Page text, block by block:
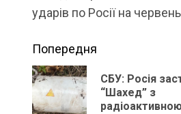
ударів по Росії на
Continue
Reading
Попередня
СБУ: Росія
“Шахед” з